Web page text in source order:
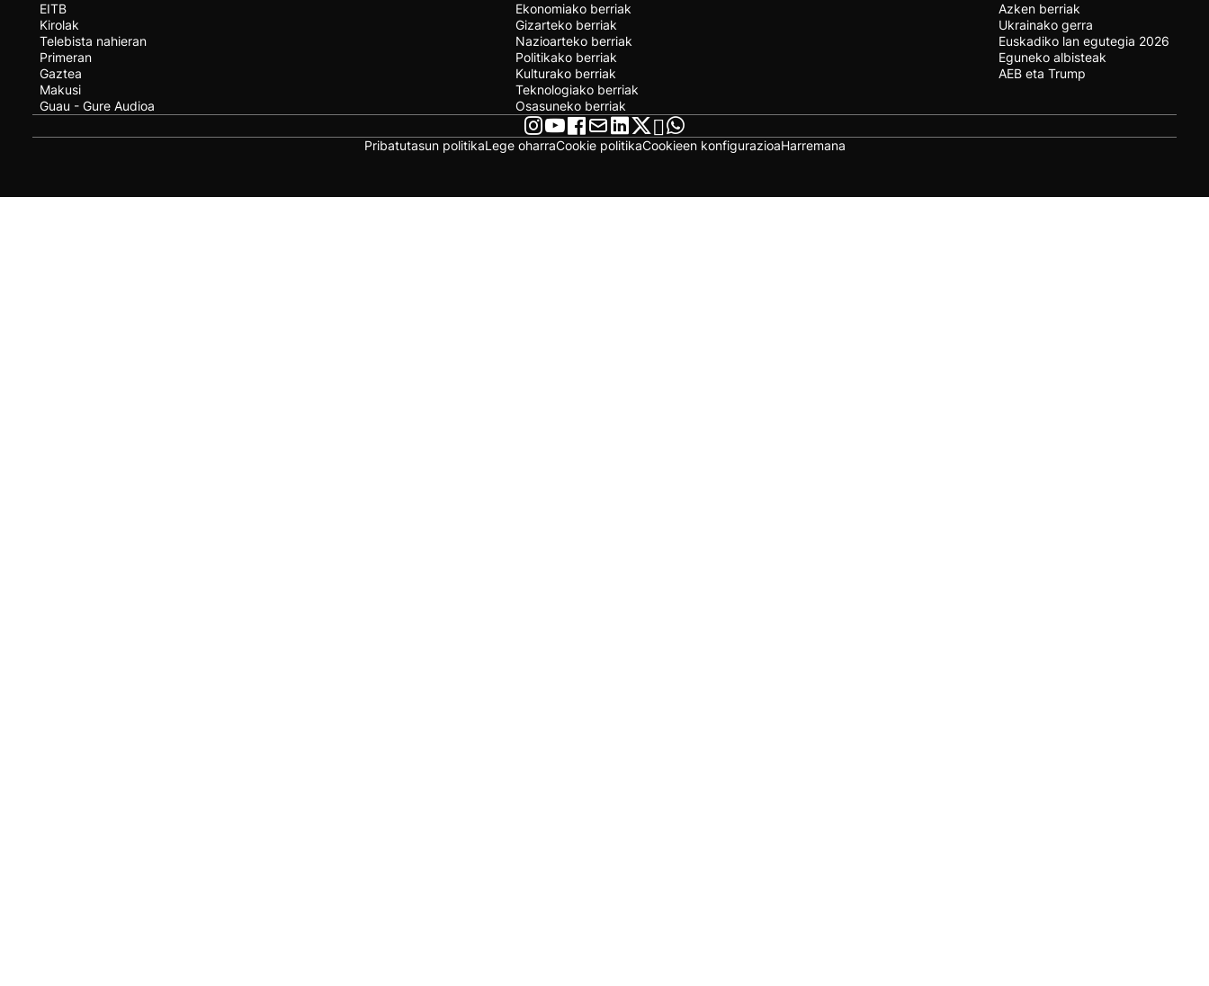
EITB
Kirolak
Telebista nahieran
Primeran
Gaztea
Makusi
Guau - Gure Audioa
Ekonomiako berriak
Gizarteko berriak
Nazioarteko berriak
Politikako berriak
Kulturako berriak
Teknologiako berriak
Osasuneko berriak
Azken berriak
Ukrainako gerra
Euskadiko lan egutegia 2026
Eguneko albisteak
AEB eta Trump
Pribatutasun politikaLege oharraCookie politikaCookieen konfigurazioaHarremana